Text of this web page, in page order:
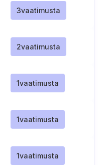
3vaatimusta
2vaatimusta
1vaatimusta
1vaatimusta
1vaatimusta